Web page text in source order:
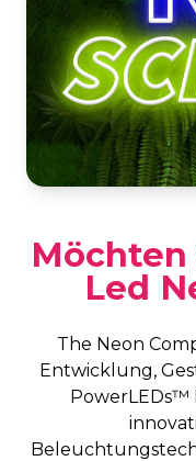
Möchten
Led
The Neon
Entwicklung,
PowerLEDs™